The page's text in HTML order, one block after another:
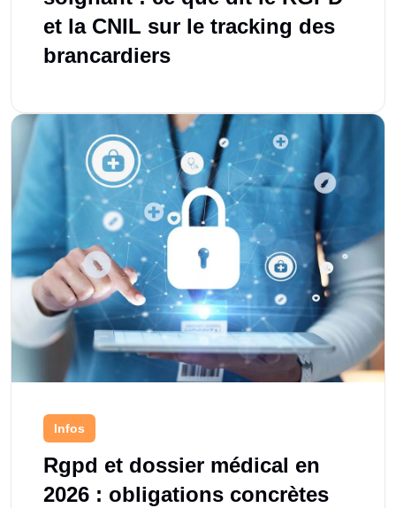
et la CNIL sur le tracking des
brancardiers
Infos
Rgpd et dossier médical en
2026 : obligations concrètes